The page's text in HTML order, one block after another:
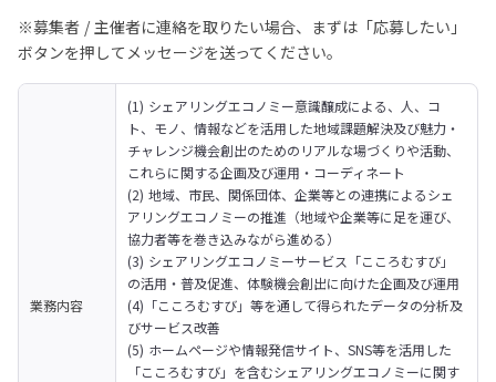
※募集者 / 主催者に連絡を取りたい場合、まずは「応募したい」
ボタンを押してメッセージを送ってください。
業務内容
(1) シェアリングエコノミー意識醸成による、人、コ
ト、モノ、情報などを活用した地域課題解決及び魅力・
チャレンジ機会創出のためのリアルな場づくりや活動、
これらに関する企画及び運用・コーディネート
(2) 地域、市民、関係団体、企業等との連携によるシェ
アリングエコノミーの推進（地域や企業等に足を運び、
協力者等を巻き込みながら進める）
(3) シェアリングエコノミーサービス「こころむすび」
の活用・普及促進、体験機会創出に向けた企画及び運用
(4)「こころむすび」等を通して得られたデータの分析及
びサービス改善
(5) ホームページや情報発信サイト、SNS等を活用した
「こころむすび」を含むシェアリングエコノミーに関す